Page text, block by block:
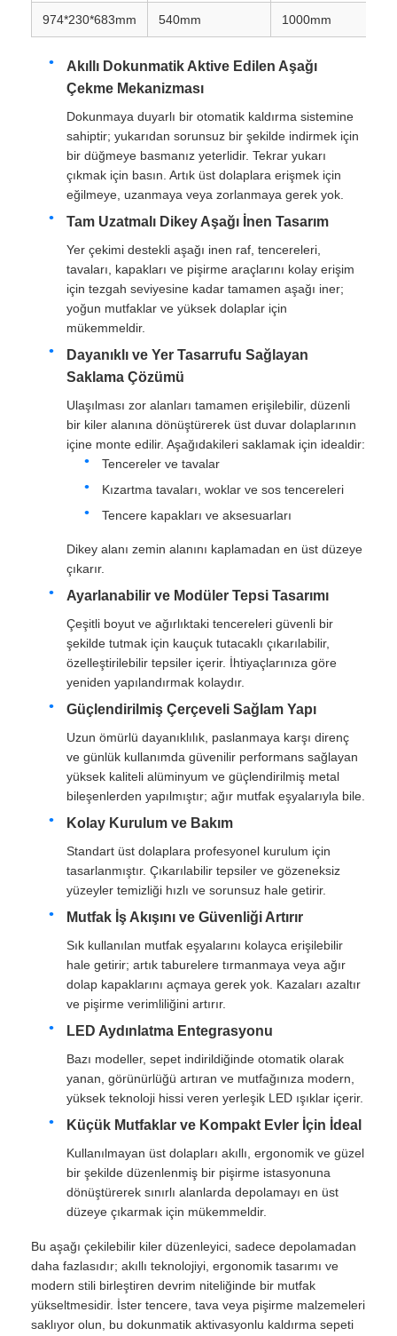
Ana sayfa
Ürünler
Fabrika turu
Bize ulaşın
Haberler
Tüm servis talepleri
Teklif isteği
Dolap kapı menteşesi
Çekmece Rayı Sürgüsü
Mutfak Depolama Çözümü
Dolap Asma Braketi
Kapak Bağlantıları
kabine ekipmanları
Mutfak Evyesi ve Bataryası
Kabine LED Işık
974*230*683mm 540mm 1000mm
Akıllı Dokunmatik Aktive Edilen Aşağı
Çekme Mekanizması
Dokunmaya duyarlı bir otomatik kaldırma sistemine
sahiptir; yukarıdan sorunsuz bir şekilde indirmek için
bir düğmeye basmanız yeterlidir. Tekrar yukarı
çıkmak için basın. Artık üst dolaplara erişmek için
eğilmeye, uzanmaya veya zorlanmaya gerek yok.
Tam Uzatmalı Dikey Aşağı İnen Tasarım
Yer çekimi destekli aşağı inen raf, tencereleri,
tavaları, kapakları ve pişirme araçlarını kolay erişim
için tezgah seviyesine kadar tamamen aşağı iner;
yoğun mutfaklar ve yüksek dolaplar için
mükemmeldir.
Dayanıklı ve Yer Tasarrufu Sağlayan
Saklama Çözümü
Ulaşılması zor alanları tamamen erişilebilir, düzenli
bir kiler alanına dönüştürerek üst duvar dolaplarının
içine monte edilir. Aşağıdakileri saklamak için idealdir:
Tencereler ve tavalar
Kızartma tavaları, woklar ve sos tencereleri
Tencere kapakları ve aksesuarları
Dikey alanı zemin alanını kaplamadan en üst düzeye
çıkarır.
Ayarlanabilir ve Modüler Tepsi Tasarımı
Çeşitli boyut ve ağırlıktaki tencereleri güvenli bir
şekilde tutmak için kauçuk tutacaklı çıkarılabilir,
özelleştirilebilir tepsiler içerir. İhtiyaçlarınıza göre
yeniden yapılandırmak kolaydır.
Güçlendirilmiş Çerçeveli Sağlam Yapı
Uzun ömürlü dayanıklılık, paslanmaya karşı direnç
ve günlük kullanımda güvenilir performans sağlayan
yüksek kaliteli alüminyum ve güçlendirilmiş metal
bileşenlerden yapılmıştır; ağır mutfak eşyalarıyla bile.
Kolay Kurulum ve Bakım
Standart üst dolaplara profesyonel kurulum için
tasarlanmıştır. Çıkarılabilir tepsiler ve gözeneksiz
yüzeyler temizliği hızlı ve sorunsuz hale getirir.
Mutfak İş Akışını ve Güvenliği Artırır
Sık kullanılan mutfak eşyalarını kolayca erişilebilir
hale getirir; artık taburelere tırmanmaya veya ağır
dolap kapaklarını açmaya gerek yok. Kazaları azaltır
ve pişirme verimliliğini artırır.
LED Aydınlatma Entegrasyonu
Bazı modeller, sepet indirildiğinde otomatik olarak
yanan, görünürlüğü artıran ve mutfağınıza modern,
yüksek teknoloji hissi veren yerleşik LED ışıklar içerir.
Küçük Mutfaklar ve Kompakt Evler İçin İdeal
Kullanılmayan üst dolapları akıllı, ergonomik ve güzel
bir şekilde düzenlenmiş bir pişirme istasyonuna
dönüştürerek sınırlı alanlarda depolamayı en üst
düzeye çıkarmak için mükemmeldir.
Bu aşağı çekilebilir kiler düzenleyici, sadece depolamadan
daha fazlasıdır; akıllı teknolojiyi, ergonomik tasarımı ve
modern stili birleştiren devrim niteliğinde bir mutfak
yükseltmesidir. İster tencere, tava veya pişirme malzemeleri
saklıyor olun, bu dokunmatik aktivasyonlu kaldırma sepeti